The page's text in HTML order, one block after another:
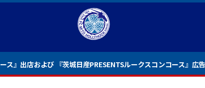
ス』出店および 『茨城日産PRESENTSルークスコンコース』広